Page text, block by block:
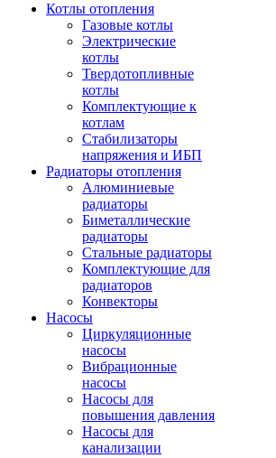
Котлы отопления
Газовые котлы
Электрические
котлы
Твердотопливные
котлы
Комплектующие к
котлам
Стабилизаторы
напряжения и ИБП
Радиаторы отопления
Алюминиевые
радиаторы
Биметаллические
радиаторы
Стальные радиаторы
Комплектующие для
радиаторов
Конвекторы
Насосы
Циркуляционные
насосы
Вибрационные
насосы
Насосы для
повышения давления
Насосы для
канализации